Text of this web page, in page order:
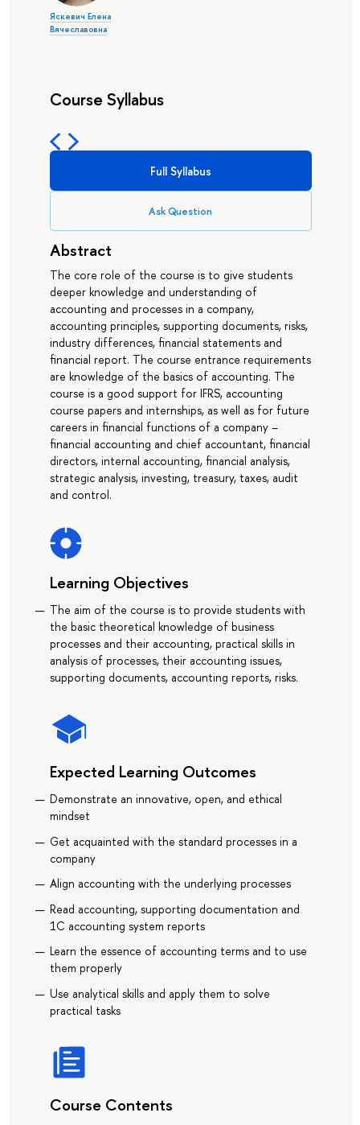
Яскевич Елена
Вячеславовна
Course Syllabus
Full Syllabus
Ask Question
Abstract
The core role of the course is to give students
deeper knowledge and understanding of
accounting and processes in a company,
accounting principles, supporting documents, risks,
industry differences, financial statements and
financial report. The course entrance requirements
are knowledge of the basics of accounting. The
course is a good support for IFRS, accounting
course papers and internships, as well as for future
careers in financial functions of a company –
financial accounting and chief accountant, financial
directors, internal accounting, financial analysis,
strategic analysis, investing, treasury, taxes, audit
and control.
Learning Objectives
The aim of the course is to provide students with
the basic theoretical knowledge of business
processes and their accounting, practical skills in
analysis of processes, their accounting issues,
supporting documents, accounting reports, risks.
Expected Learning Outcomes
Demonstrate an innovative, open, and ethical
mindset
Get acquainted with the standard processes in a
company
Align accounting with the underlying processes
Read accounting, supporting documentation and
1C accounting system reports
Learn the essence of accounting terms and to use
them properly
Use analytical skills and apply them to solve
practical tasks
Course Contents